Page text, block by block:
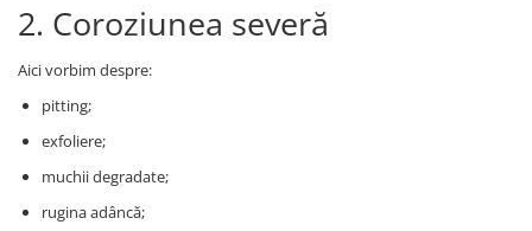
2. Coroziunea severă
Aici vorbim despre:
pitting;
exfoliere;
muchii degradate;
rugina adâncă;